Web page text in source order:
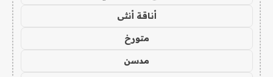
أناقة أنثى
متورخ
مدسن